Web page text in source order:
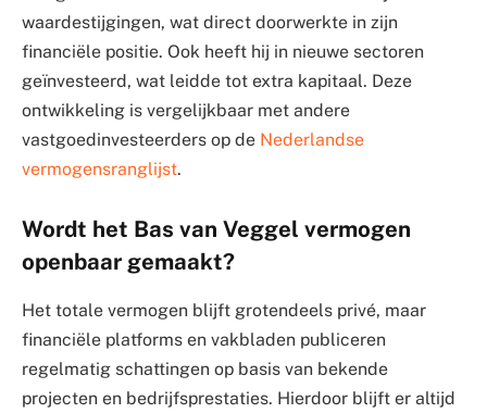
waardestijgingen, wat direct doorwerkte in zijn
financiële positie. Ook heeft hij in nieuwe sectoren
geïnvesteerd, wat leidde tot extra kapitaal. Deze
ontwikkeling is vergelijkbaar met andere
vastgoedinvesteerders op de Nederlandse
vermogensranglijst.
Wordt het Bas van Veggel vermogen
openbaar gemaakt?
Het totale vermogen blijft grotendeels privé, maar
financiële platforms en vakbladen publiceren
regelmatig schattingen op basis van bekende
projecten en bedrijfsprestaties. Hierdoor blijft er altijd